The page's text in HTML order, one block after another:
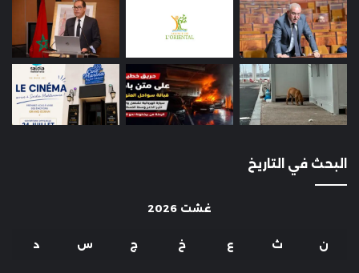
البحث في التاريخ
غشت 2026
ن ث ع خ ج س د